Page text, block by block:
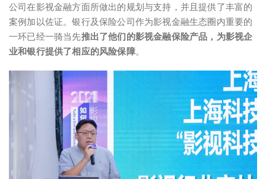
公司在影视金融方面所做出的规划与支持，并且提供了丰富的
案例加以佐证。银行及保险公司作为影视金融生态圈内重要的
一环已经一骑当先推出了他们的影视金融保险产品，为影视企
业和银行提供了相应的风险保障。